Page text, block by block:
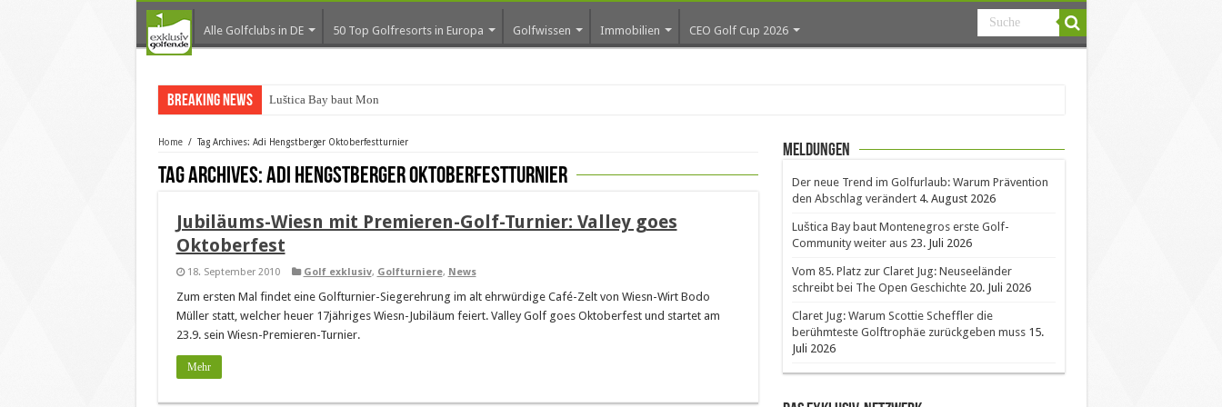
Alle Golfclubs in DE 50 Top Golfresorts in Europa Golfwissen Immobilien CEO Golf Cup 2026
Breaking News Luštica Bay baut Montenegros
Home / Tag Archives: Adi Hengstberger Oktoberfestturnier
Tag Archives:Adi Hengstberger Oktoberfestturnier
Jubiläums-Wiesn mit Premieren-Golf-Turnier: Valley goes
Oktoberfest
18. September 2010 Golf exklusiv, Golfturniere, News
Zum ersten Mal findet eine Golfturnier-Siegerehrung im alt ehrwürdige Café-Zelt von Wiesn-Wirt Bodo
Müller statt, welcher heuer 17jähriges Wiesn-Jubiläum feiert. Valley Golf goes Oktoberfest und startet am
23.9. sein Wiesn-Premieren-Turnier.
Mehr
Meldungen
Der neue Trend im Golfurlaub: Warum Prävention
den Abschlag verändert 4. August 2026
Luštica Bay baut Montenegros erste Golf-
Community weiter aus 23. Juli 2026
Vom 85. Platz zur Claret Jug: Neuseeländer
schreibt bei The Open Geschichte 20. Juli 2026
Claret Jug: Warum Scottie Scheffler die
berühmteste Golftrophäe zurückgeben muss 15.
Juli 2026